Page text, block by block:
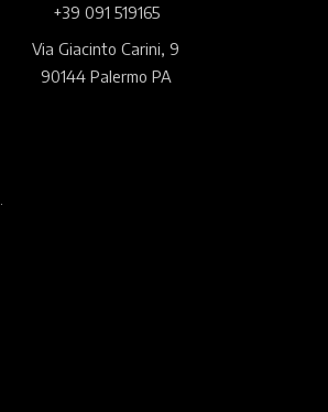
+39 091 519165
Via Giacinto Carini, 9
90144 Palermo PA